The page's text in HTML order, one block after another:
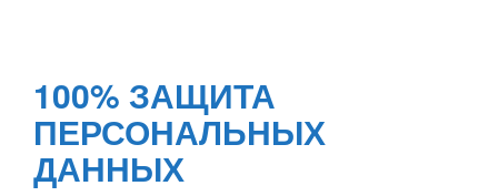
100% ЗАЩИТА
ПЕРСОНАЛЬНЫХ
ДАННЫХ